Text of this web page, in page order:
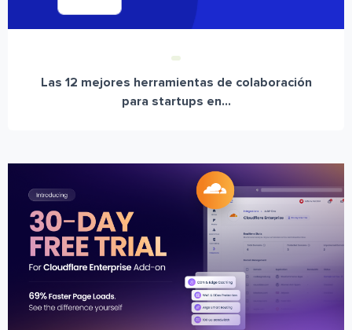
Las 12 mejores herramientas de colaboración
para startups en...